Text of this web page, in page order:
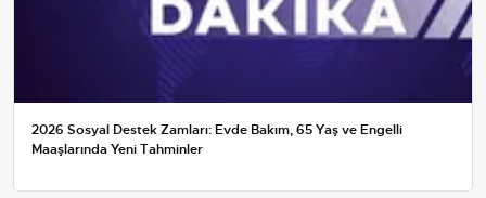
2026 Sosyal Destek Zamları: Evde Bakım, 65 Yaş ve Engelli
Maaşlarında Yeni Tahminler